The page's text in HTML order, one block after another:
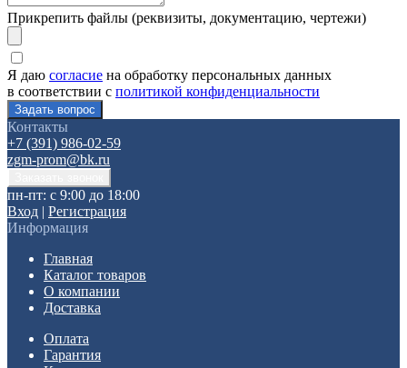
Прикрепить файлы (реквизиты, документацию, чертежи)
Я даю согласие на обработку персональных данных
в соответствии с политикой конфиденциальности
Контакты
+7 (391) 986-02-59
zgm-prom@bk.ru
пн-пт: с 9:00 до 18:00
Вход | Регистрация
Информация
Главная
Каталог товаров
О компании
Доставка
Оплата
Гарантия